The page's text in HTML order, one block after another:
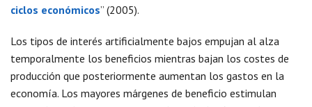
ciclos económicos” (2005).
Los tipos de interés artificialmente bajos empujan al alza
temporalmente los beneficios mientras bajan los costes de
producción que posteriormente aumentan los gastos en la
economía. Los mayores márgenes de beneficio estimulan